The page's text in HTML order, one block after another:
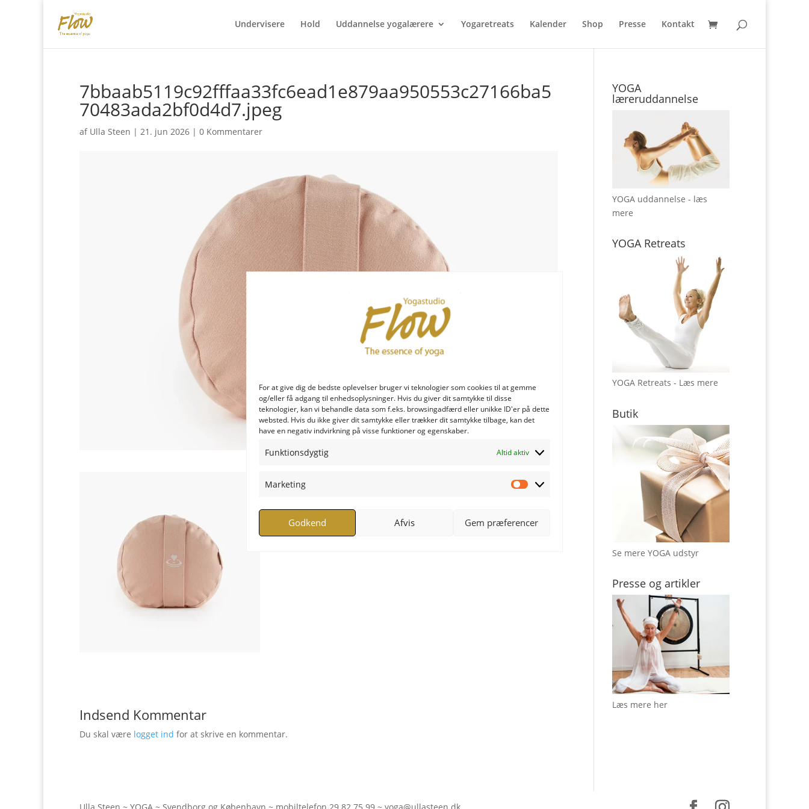
For at give dig de bedste oplevelser bruger vi teknologier som cookies til at gemme
og/eller få adgang til enhedsoplysninger. Hvis du giver dit samtykke til disse
teknologier, kan vi behandle data som f.eks. browsingadfærd eller unikke ID'er på dette
websted. Hvis du ikke giver dit samtykke eller trækker dit samtykke tilbage, kan det
have en negativ indvirkning på visse funktioner og egenskaber.
Funktionsdygtig Altid aktiv
Marketing
Marketing
Godkend Afvis Gem præferencer
Undervisere Hold Uddannelse yogalærere Yogaretreats Kalender Shop Presse Kontakt
7bbaab5119c92fffaa33fc6ead1e879aa950553c27166ba5
70483ada2bf0d4d7.jpeg
af Ulla Steen | 21. jun 2026 | 0 Kommentarer
Indsend Kommentar
Du skal være logget ind for at skrive en kommentar.
YOGA
læreruddannelse
YOGA uddannelse - læs
mere
YOGA Retreats
YOGA Retreats - Læs mere
Butik
Se mere YOGA udstyr
Presse og artikler
Læs mere her